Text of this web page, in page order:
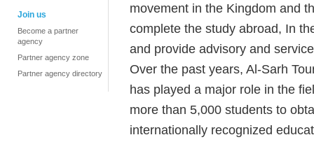
Join us
Become a partner
agency
Partner agency zone
Partner agency directory
movement in the Kingdom and
complete the study abroad, In
and provide advisory and
Over the past years, Al-Sarh
has played a major role in the
more than 5,000 students to
internationally recognized